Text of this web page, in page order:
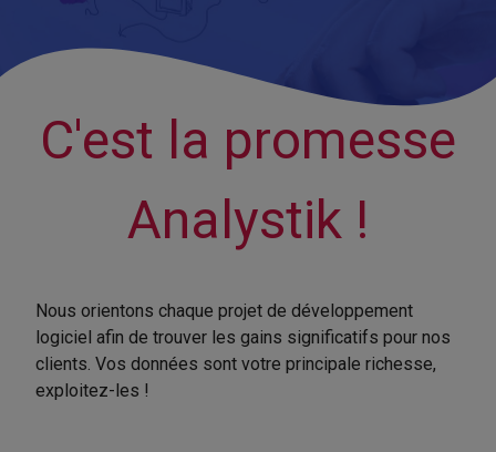
C'est la promesse
Analystik !
Nous orientons chaque projet de développement
logiciel afin de trouver les gains significatifs pour nos
clients. Vos données sont votre principale richesse,
exploitez-les !